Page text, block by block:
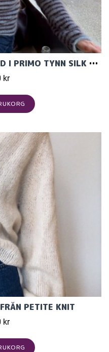
"FRANKIE BLOUSE" STICKAD I PRIMO TYNN SILK MOHAIR MÖNSTER FRÅN PETITEKNIT
kr
PETITE KNIT
kr